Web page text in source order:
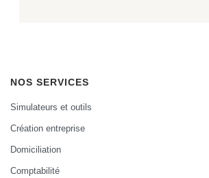
NOS SERVICES
Simulateurs et outils
Création entreprise
Domiciliation
Comptabilité